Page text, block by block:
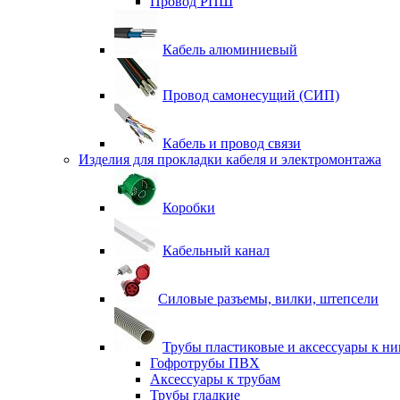
Кабель алюминиевый
Провод самонесущий (СИП)
Кабель и провод связи
Изделия для прокладки кабеля и электромонтажа
Коробки
Кабельный канал
Силовые разъемы, вилки, штепсели
Трубы пластиковые и аксессуары к
Гофротрубы ПВХ
Аксессуары к трубам
Трубы гладкие